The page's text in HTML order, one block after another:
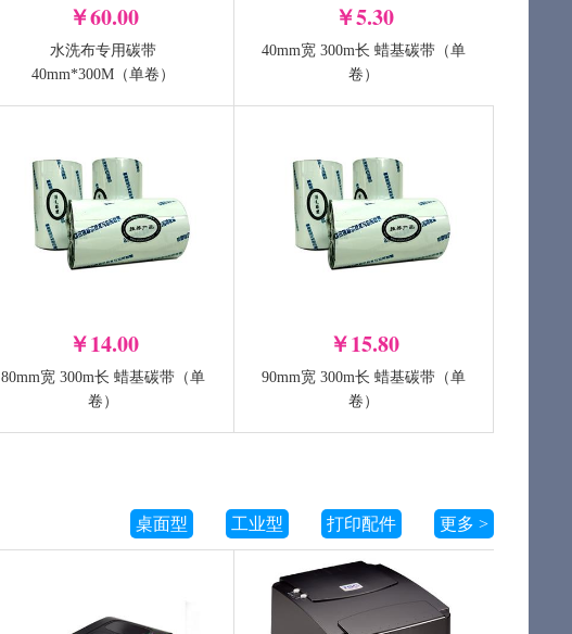
￥60.00
水洗布专用碳带
40mm*300M（单卷）
￥5.30
40mm宽 300m长 蜡基碳带（单
卷）
￥14.00
80mm宽 300m长 蜡基碳带（单
卷）
￥15.80
90mm宽 300m长 蜡基碳带（单
卷）
桌面型 工业型 打印配件 更多 >
先擘 Zenpert 4T530
+ 加入购物车
TSC TTP-244 Pro
+ 加入购物车
TSC MF2410
加入购物车
TSC MF3410
- + 加入购物车